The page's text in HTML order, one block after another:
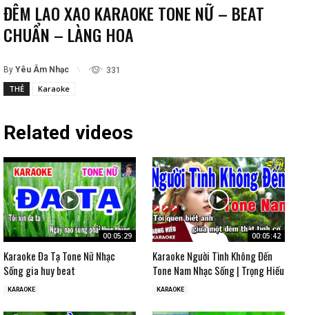
ĐÊM LAO XAO KARAOKE TONE NỮ – BEAT
CHUẨN – LÀNG HOA
By Yêu Âm Nhạc 331
THẺ Karaoke
Related videos
00:05:29
Karaoke Đa Tạ Tone Nữ Nhạc
Sống gia huy beat
KARAOKE
00:05:42
Karaoke Người Tình Không Đến
Tone Nam Nhạc Sống | Trọng Hiếu
KARAOKE